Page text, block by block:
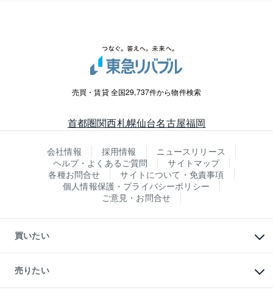
売買・賃貸 全国29,737件から物件検索
首都圏関西札幌仙台名古屋福岡
会社情報 採用情報
ニュースリリース
ヘルプ・よくあるご質問
サイトマップ
各種お問合せ
サイトについて・免責事項
個人情報保護・プライバシーポリシー
ご意見・お問合せ
買いたい
新築・分譲マンションの購入
中古マンションの購入
一戸建ての購入
売りたい